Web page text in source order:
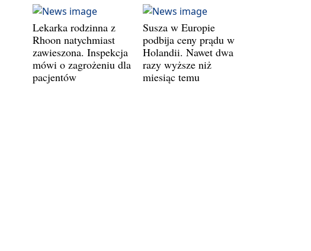
Lekarka rodzinna z
Rhoon natychmiast
zawieszona. Inspekcja
mówi o zagrożeniu dla
pacjentów
Susza w Europie
podbija ceny prądu w
Holandii. Nawet dwa
razy wyższe niż
miesiąc temu